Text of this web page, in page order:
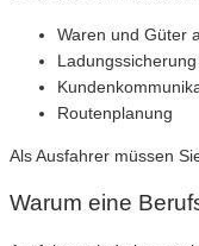
Waren und Güter
Ladungssicherung
Routenplanung
Als Ausfahrer müssen
Warum eine